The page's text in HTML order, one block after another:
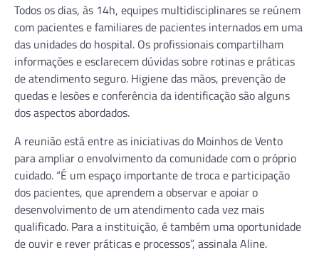
Todos os dias, às 14h, equipes multidisciplinares se reúnem
com pacientes e familiares de pacientes internados em uma
das unidades do hospital. Os profissionais compartilham
informações e esclarecem dúvidas sobre rotinas e práticas
de atendimento seguro. Higiene das mãos, prevenção de
quedas e lesões e conferência da identificação são alguns
dos aspectos abordados.
A reunião está entre as iniciativas do Moinhos de Vento
para ampliar o envolvimento da comunidade com o próprio
cuidado. “É um espaço importante de troca e participação
dos pacientes, que aprendem a observar e apoiar o
desenvolvimento de um atendimento cada vez mais
qualificado. Para a instituição, é também uma oportunidade
de ouvir e rever práticas e processos”, assinala Aline.